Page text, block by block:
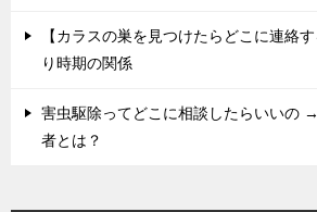
【カラスの巣を見つけたらどこに連絡
り時期の関係
害虫駆除ってどこに相談したらいいの
者とは？